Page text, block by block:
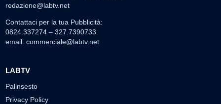
redazione@labtv.net
Contattaci per la tua Pubblicità:
0824.337274 – 327.7390733
email: commerciale@labtv.net
LABTV
Palinsesto
Privacy Policy